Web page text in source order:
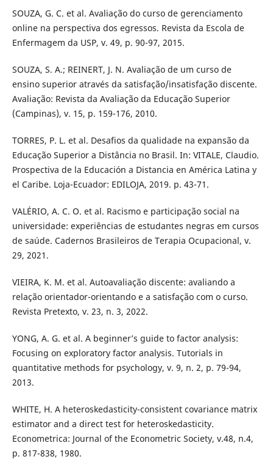
SOUZA, G. C. et al. Avaliação do curso de gerenciamento
online na perspectiva dos egressos. Revista da Escola de
Enfermagem da USP, v. 49, p. 90-97, 2015.
SOUZA, S. A.; REINERT, J. N. Avaliação de um curso de
ensino superior através da satisfação/insatisfação discente.
Avaliação: Revista da Avaliação da Educação Superior
(Campinas), v. 15, p. 159-176, 2010.
TORRES, P. L. et al. Desafios da qualidade na expansão da
Educação Superior a Distância no Brasil. In: VITALE, Claudio.
Prospectiva de la Educación a Distancia en América Latina y
el Caribe. Loja-Ecuador: EDILOJA, 2019. p. 43-71.
VALÉRIO, A. C. O. et al. Racismo e participação social na
universidade: experiências de estudantes negras em cursos
de saúde. Cadernos Brasileiros de Terapia Ocupacional, v.
29, 2021.
VIEIRA, K. M. et al. Autoavaliação discente: avaliando a
relação orientador-orientando e a satisfação com o curso.
Revista Pretexto, v. 23, n. 3, 2022.
YONG, A. G. et al. A beginner’s guide to factor analysis:
Focusing on exploratory factor analysis. Tutorials in
quantitative methods for psychology, v. 9, n. 2, p. 79-94,
2013.
WHITE, H. A heteroskedasticity-consistent covariance matrix
estimator and a direct test for heteroskedasticity.
Econometrica: Journal of the Econometric Society, v.48, n.4,
p. 817-838, 1980.